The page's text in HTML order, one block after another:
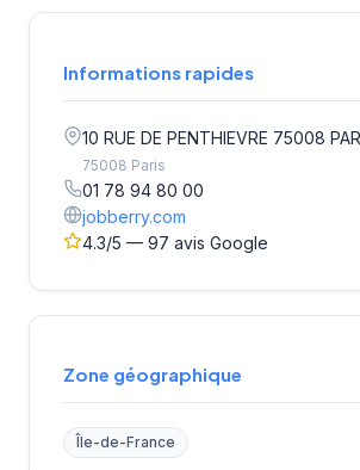
Informations rapides
10 RUE DE PENTHIEVRE 75008
75008 Paris
01 78 94 80 00
jobberry.com
4.3/5 — 97 avis Google
Zone géographique
Île-de-France